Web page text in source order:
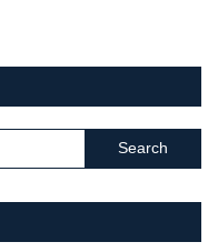
Search for: